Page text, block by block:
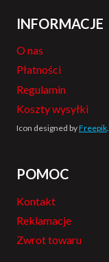
INFORMACJE
O nas
Płatności
Regulamin
Koszty wysyłki
Icon designed byFreepik.
POMOC
Kontakt
Reklamacje
Zwrot towaru